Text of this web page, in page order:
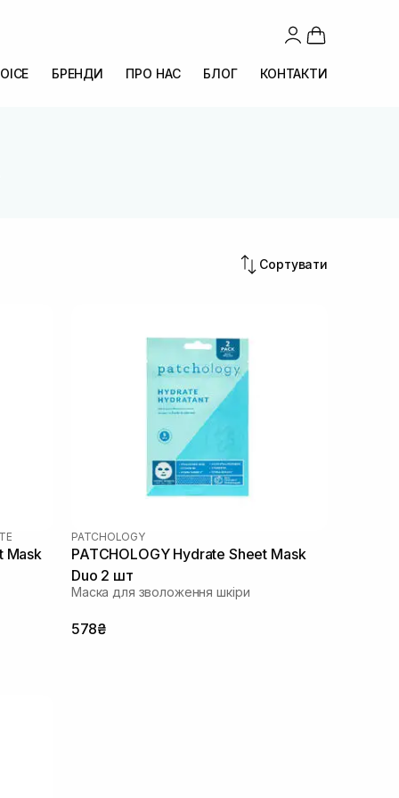
БРЕНДИ ПРО НАС БЛОГ КОНТАКТИ
Сортувати
Mask
PATCHOLOGY
PATCHOLOGY Hydrate Sheet Mask
Duo 2 шт
Маска для зволоження шкіри
578₴